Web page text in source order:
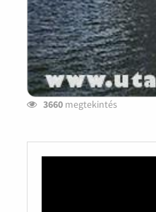
3660 megtekintés